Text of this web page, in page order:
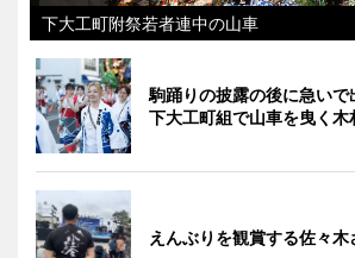
下大工町附祭若者連中の山車
駒踊りの披露の後に急いで
下大工町組で山車を曳く木
えんぶりを観賞する佐々